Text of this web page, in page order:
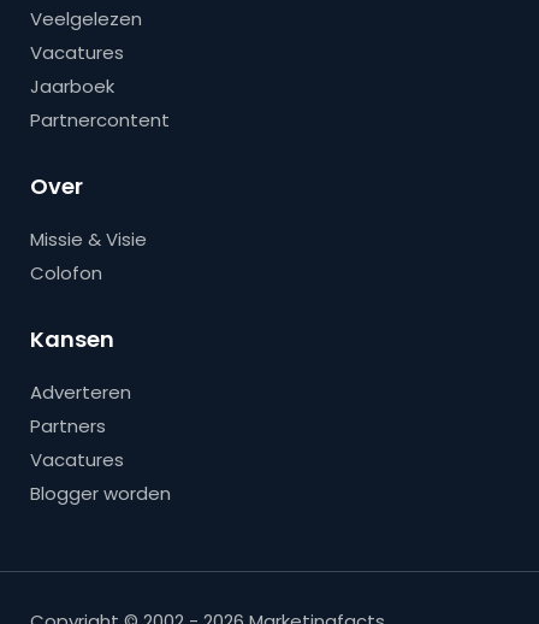
Veelgelezen
Vacatures
Jaarboek
Partnercontent
Over
Missie & Visie
Colofon
Kansen
Adverteren
Partners
Vacatures
Blogger worden